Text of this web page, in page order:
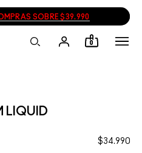
SOBRE $39.990
0
LIQUID
$34.990